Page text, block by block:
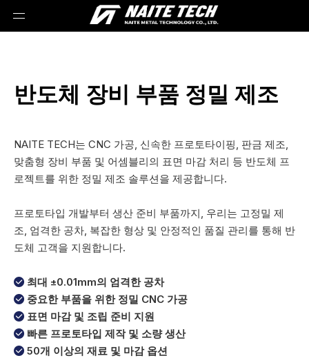
반도체 장비 부품 정밀 제조
NAITE TECH는 CNC 가공, 신속한 프로토타이핑, 판금 제조,
맞춤형 장비 부품 및 어셈블리의 표면 마감 처리 등 반도체 프
로젝트를 위한 정밀 제조 솔루션을 제공합니다.
프로토타입 개발부터 생산 준비 부품까지, 우리는 고정밀 제
조, 엄격한 공차, 복잡한 형상 및 안정적인 품질 관리를 통해 반
도체 고객을 지원합니다.
 최대 ±0.01mm의 엄격한 공차
 중요한 부품을 위한 정밀 CNC 가공
 표면 마감 및 조립 준비 지원
 빠른 프로토타입 제작 및 소량 생산
 50개 이상의 재료 및 마감 옵션